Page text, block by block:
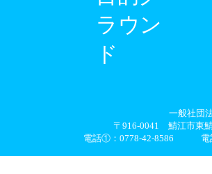
ラウン
ド
一般社団
〒916-0041 鯖江市東
電話①：0778-42-8586 電